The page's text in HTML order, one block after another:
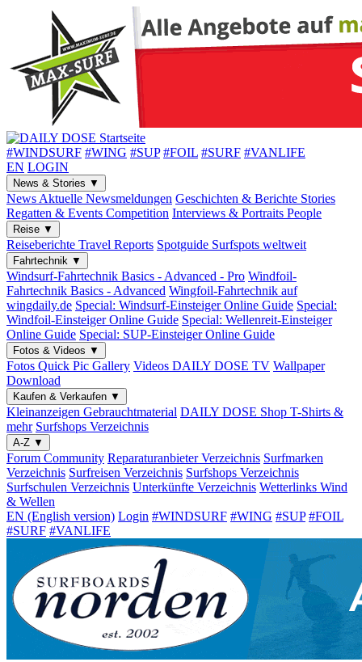
#WINDSURF #WING #SUP #FOIL #SURF #VANLIFE
EN LOGIN
News & Stories ▼
News Aktuelle Newsmeldungen Geschichten & Berichte Stories
Regatten & Events Competition Interviews & Portraits People
Reise ▼
Reiseberichte Travel Reports Spotguide Surfspots weltweit
Fahrtechnik ▼
Windsurf-Fahrtechnik Basics - Advanced - Pro Windfoil-
Fahrtechnik Basics - Advanced Wingfoil-Fahrtechnik auf
wingdaily.de Special: Windsurf-EinsteigerOnline Guide Special:
Windfoil-EinsteigerOnline Guide Special: Wellenreit-Einsteiger
Online Guide Special: SUP-EinsteigerOnline Guide
Fotos & Videos ▼
Fotos Quick Pic Gallery Videos DAILY DOSE TV Wallpaper
Download
Kaufen & Verkaufen ▼
Kleinanzeigen Gebrauchtmaterial DAILY DOSE Shop T-Shirts &
mehr Surfshops Verzeichnis
A-Z ▼
Forum Community ReparaturanbieterVerzeichnis Surfmarken
Verzeichnis Surfreisen Verzeichnis Surfshops Verzeichnis
Surfschulen Verzeichnis Unterkünfte Verzeichnis Wetterlinks Wind
& Wellen
EN (English version) Login #WINDSURF #WING #SUP #FOIL
#SURF #VANLIFE